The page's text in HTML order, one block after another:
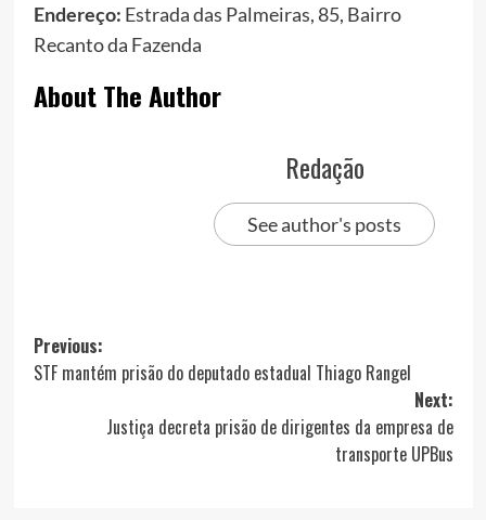
Endereço: Estrada das Palmeiras, 85, Bairro
Recanto da Fazenda
About The Author
Redação
See author's posts
Post
navigation
Previous:
STF mantém prisão do deputado estadual Thiago Rangel
Next:
Justiça decreta prisão de dirigentes da empresa de
transporte UPBus